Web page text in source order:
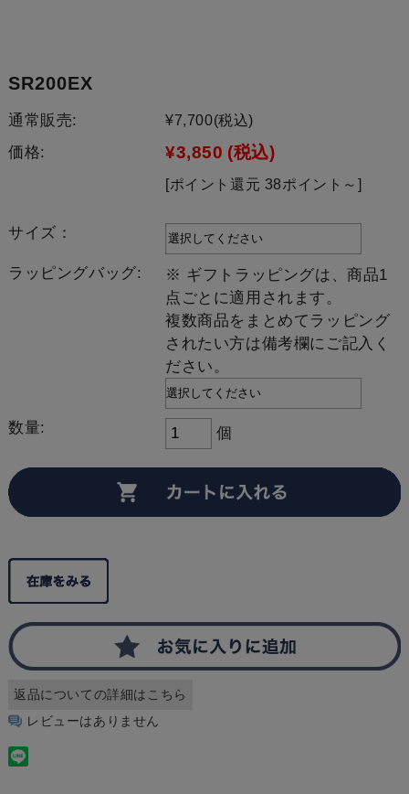
SR200EX
通常販売: ¥7,700(税込)
価格: ¥3,850 (税込)
[ポイント還元 38ポイント～]
サイズ：
ラッピングバッグ:
※ ギフトラッピングは、商品1
点ごとに適用されます。
複数商品をまとめてラッピング
されたい方は備考欄にご記入く
ださい。
数量: 個
返品についての詳細はこちら
レビューはありません